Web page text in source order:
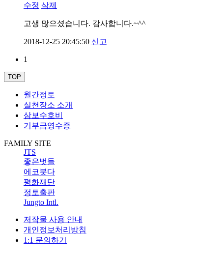
수정 삭제
고생 많으셨습니다. 감사합니다.~^^
2018-12-25 20:45:50 신고
1
TOP
월간정토
실천장소 소개
삼보수호비
기부금영수증
FAMILY SITE
JTS
좋은벗들
에코붓다
평화재단
정토출판
Jungto Intl.
저작물 사용 안내
개인정보처리방침
1:1 문의하기